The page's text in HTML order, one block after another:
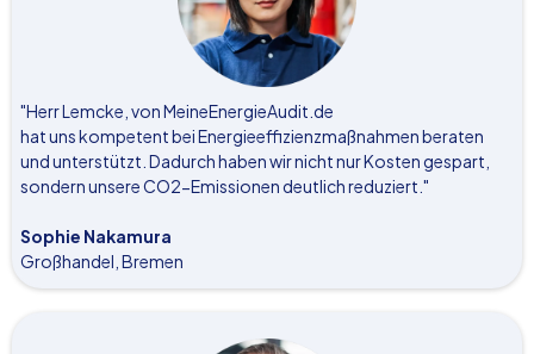
"Herr Lemcke, von MeineEnergieAudit.de
hat uns kompetent bei Energieeffizienzmaßnahmen beraten
und unterstützt. Dadurch haben wir nicht nur Kosten gespart,
sondern unsere CO2-Emissionen deutlich reduziert."
Sophie Nakamura
Großhandel, Bremen